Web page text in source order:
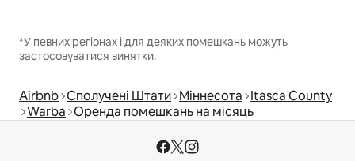
*У певних регіонах і для деяких помешкань можуть
застосовуватися винятки.
Airbnb Сполучені Штати Міннесота Itasca County
Warba Оренда помешкань на місяць